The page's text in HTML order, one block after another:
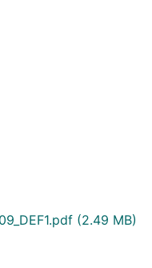
(2.49 MB)